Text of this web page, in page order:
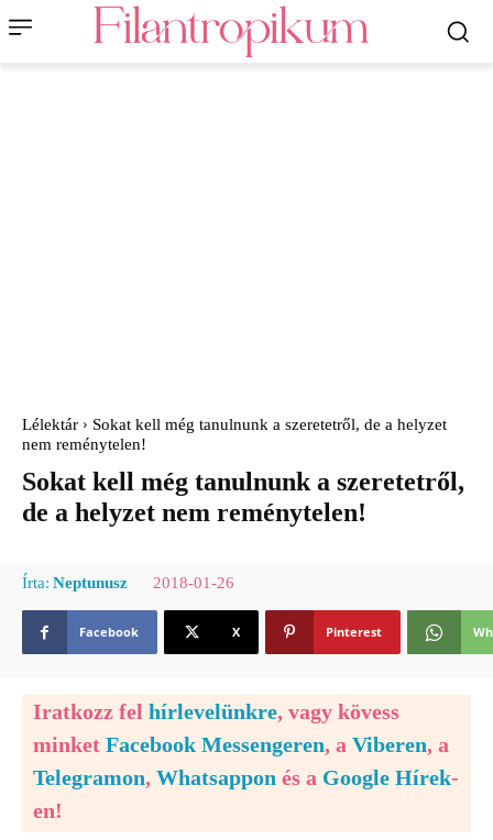
Lélektár
Sokat kell még tanulnunk a szeretetről, de a helyzet
nem reménytelen!
Sokat kell még tanulnunk a szeretetről,
de a helyzet nem reménytelen!
Írta: Neptunusz 2018-01-26
Facebook X Pinterest
Iratkozz fel hírlevelünkre, vagy kövess
minket Facebook Messengeren, a Viberen, a
Telegramon, Whatsappon és a Google Hírek-
en!